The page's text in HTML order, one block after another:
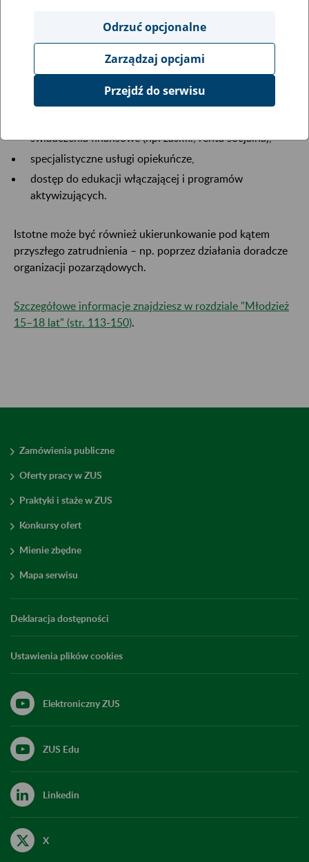
To okres dojrzewania i poszukiwania swojej ścieżki
edukacyjnej i społecznej. Młodzi ludzie z
niepełnosprawnościami mogą w tym czasie potrzebować
wzmocnionej opieki medycznej i psychologicznej, a także
wsparcia w rozwijaniu samodzielności i planowaniu
dorosłego życia. Pomoc obejmuje:
świadczenia finansowe (np. zasiłki, renta socjalna),
specjalistyczne usługi opiekuńcze,
dostęp do edukacji włączającej i programów
aktywizujących.
Istotne może być również ukierunkowanie pod kątem
przyszłego zatrudnienia – np. poprzez działania doradcze
organizacji pozarządowych.
Szczegółowe informacje znajdziesz w rozdziale "Młodzież
15–18 lat" (str. 113-150).
Zamówienia publiczne
Oferty pracy w ZUS
Praktyki i staże w ZUS
Konkursy ofert
Mienie zbędne
Mapa serwisu
Deklaracja dostępności
Ustawienia plików cookies
Elektroniczny ZUS
ZUS Edu
Linkedin
X
Odrzuć opcjonalne
Zarządzaj opcjami
Przejdź do serwisu